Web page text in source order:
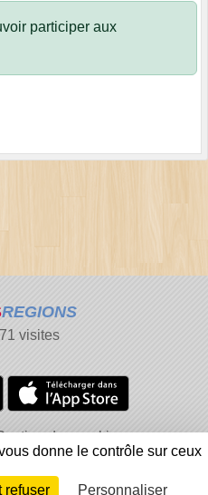
participer aux
REGIONS
visites
des cookies
un contenu inapproprié
Connexion
donne le contrôle sur ceux
refuser Personnaliser